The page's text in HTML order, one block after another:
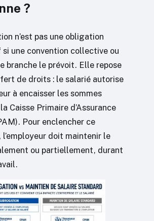
?
n’est pas une obligation
une convention collective ou
branche le prévoit. Elle repose
de droits : le salarié autorise
à encaisser les sommes
Caisse Primaire d’Assurance
Pour enclencher ce
l’employeur doit maintenir le
ou partiellement, durant